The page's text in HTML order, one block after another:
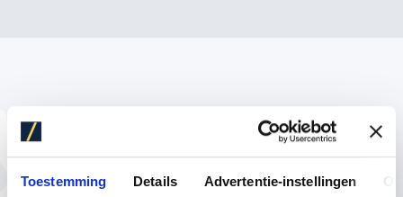
Toestemming Details Advertentie-instellingen
LUXE KEUKEN TRENDS
Dit zien we veel terug